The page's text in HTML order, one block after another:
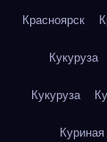
Красноярск
Кукуруза
Кукуруза
Куриная